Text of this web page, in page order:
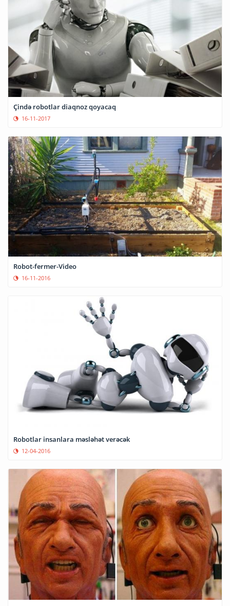
Çində robotlar diaqnoz qoyacaq
16-11-2017
Robot-fermer-Video
16-11-2016
Robotlar insanlara məsləhət verəcək
12-04-2016